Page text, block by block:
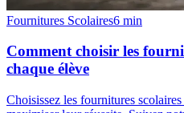
Fournitures Scolaires6 min
Comment choisir les
chaque élève
Choisissez les fournitures